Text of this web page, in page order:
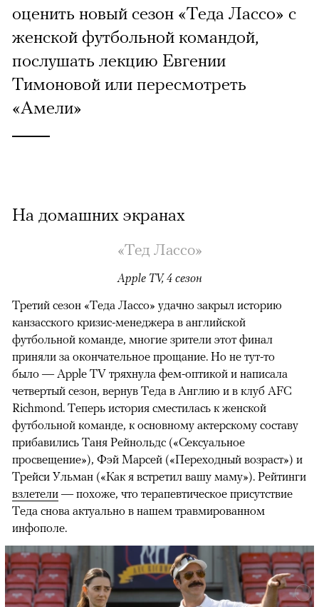
оценить новый сезон «Теда Лассо» с
женской футбольной командой,
послушать лекцию Евгении
Тимоновой или пересмотреть
«Амели»
На домашних экранах
«Тед Лассо»
Apple TV, 4 сезон
00:00 / 00:00
Третий сезон «Теда Лассо» удачно закрыл историю
канзасского кризис-менеджера в английской
футбольной команде, многие зрители этот финал
приняли за окончательное прощание. Но не тут-то
было — Apple TV тряхнула фем-оптикой и написала
четвертый сезон, вернув Теда в Англию и в клуб AFC
Richmond. Теперь история сместилась к женской
футбольной команде, к основному актерскому составу
прибавились Таня Рейнольдс («Сексуальное
просвещение»), Фэй Марсей («Переходный возраст») и
Трейси Ульман («Как я встретил вашу маму»). Рейтинги
взлетели — похоже, что терапевтическое присутствие
Теда снова актуально в нашем травмированном
инфополе.